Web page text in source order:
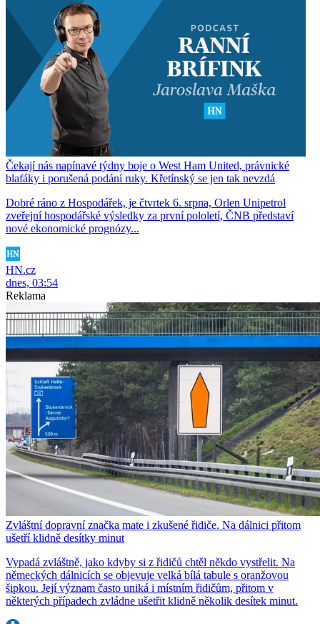
Čekají nás napínavé týdny boje o West Ham United, právnické
blafáky i porušená podání ruky. Křetínský se jen tak nevzdá
Dobré ráno z Hospodářek, je čtvrtek 6. srpna, Orlen Unipetrol
zveřejní hospodářské výsledky za první pololetí, ČNB představí
nové ekonomické prognózy...
HN.cz
dnes, 03:54
Reklama
Zvláštní dopravní značka mate i zkušené řidiče. Na dálnici přitom
ušetří klidně desítky minut
Vypadá zvláštně, jako kdyby si z řidičů chtěl někdo vystřelit. Na
německých dálnicích se objevuje velká bílá tabule s oranžovou
šipkou. Její význam často uniká i místním řidičům, přitom v
některých případech zvládne ušetřit klidně několik desítek minut.